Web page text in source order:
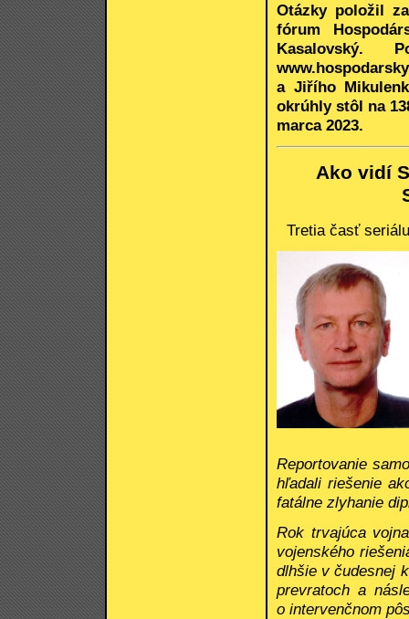
Otázky položil
fórum
Kasalovský.
a Jiřího
okrúhly stôl na
marca 2023.
Ako vidí
Tretia časť
Reportovanie
hľadali riešenie
fatálne zlyhanie
Rok trvajúca
vojenského
dlhšie v čudesnej
prevratoch a
o intervenčnom